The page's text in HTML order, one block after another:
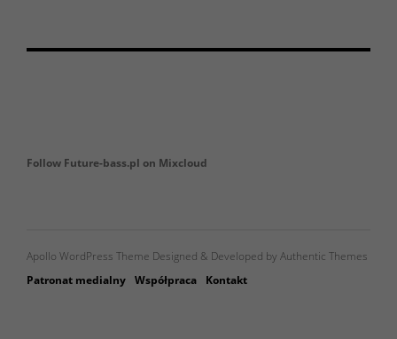
Follow Future-bass.pl on Mixcloud
Apollo WordPress Theme Designed & Developed by Authentic Themes
Patronat medialny Współpraca Kontakt